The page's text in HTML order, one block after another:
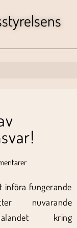
införa fungerande
nuvarande
kring